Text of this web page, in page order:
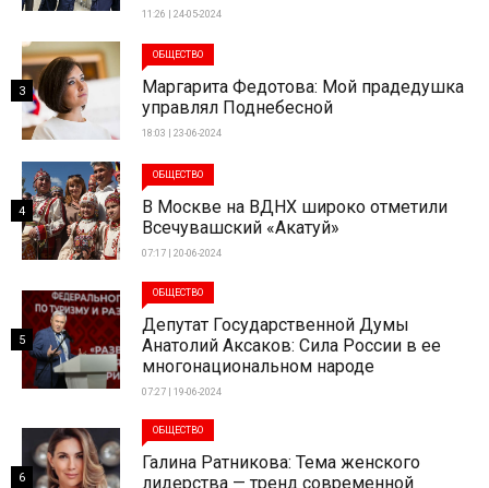
11:26 | 24-05-2024
ОБЩЕСТВО
Маргарита Федотова: Мой прадедушка
управлял Поднебесной
18:03 | 23-06-2024
3
ОБЩЕСТВО
В Москве на ВДНХ широко отметили
Всечувашский «Акатуй»
07:17 | 20-06-2024
4
ОБЩЕСТВО
Депутат Государственной Думы
Анатолий Аксаков: Сила России в ее
многонациональном народе
07:27 | 19-06-2024
5
ОБЩЕСТВО
Галина Ратникова: Тема женского
лидерства — тренд современной
6